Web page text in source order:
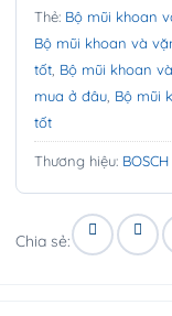
Thẻ: Bộ mũi khoan
Bộ mũi khoan và
tốt Bộ mũi khoan
mua ở đâu Bộ mũi
tốt
Thương hiệu: BOSCH
Chia sẻ: